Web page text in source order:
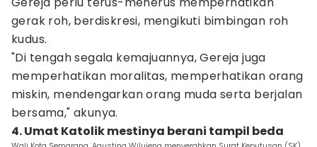
gerak roh, berdiskresi, mengikuti bimbingan roh
kudus.
"Di tengah segala kemajuannya, Gereja juga
memperhatikan moralitas, memperhatikan orang
miskin, mendengarkan orang muda serta berjalan
bersama," akunya.
4. Umat Katolik mestinya berani tampil beda